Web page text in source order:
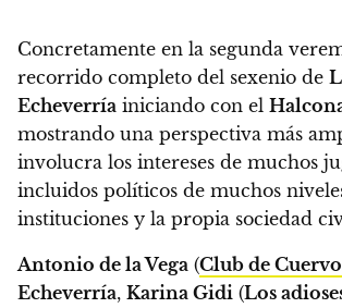
Concretamente en la segunda
recorrido completo del sexenio de
Echeverría iniciando con el
mostrando una perspectiva más
involucra los intereses de muchos
incluidos políticos de muchos
instituciones y la propia sociedad
Antonio de la Vega (Club de
Echeverría, Karina Gidi (Los